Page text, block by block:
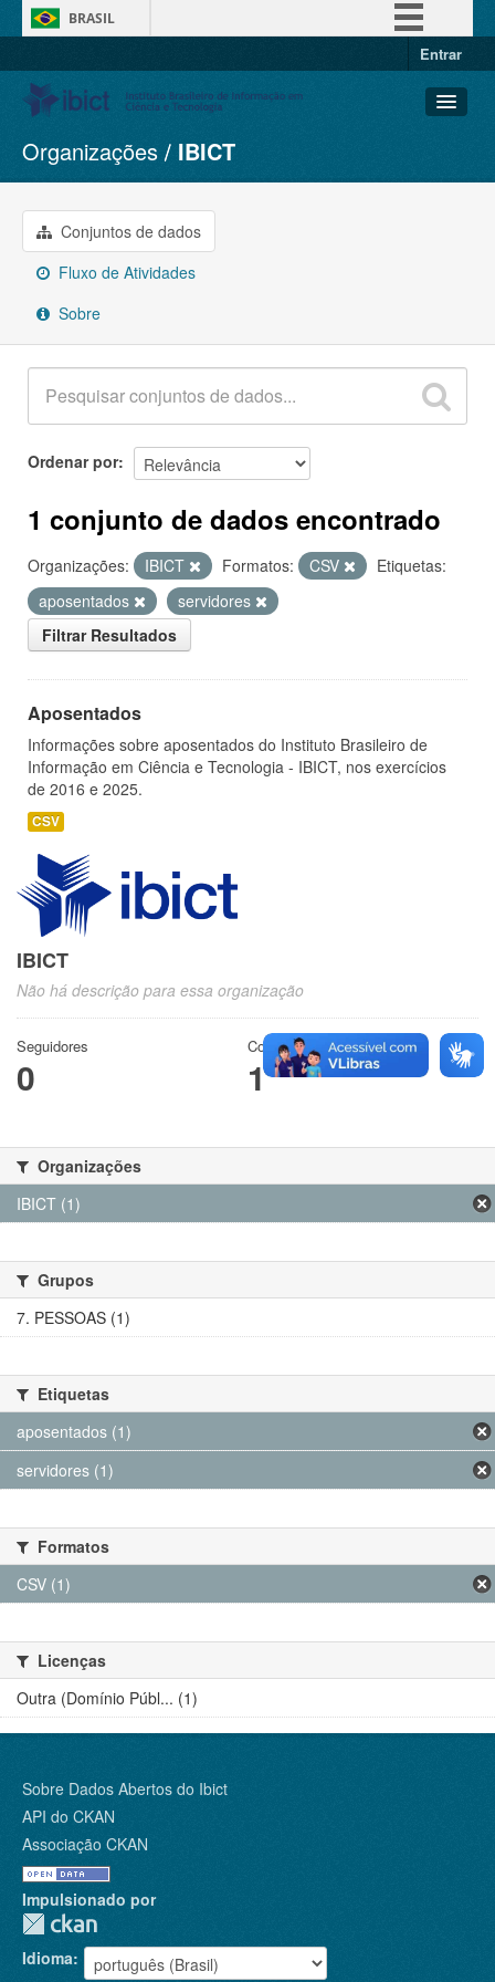
BRASIL
Entrar
Conjuntos de dados
Organizações
Grupos
Sobre
Organizações IBICT
Conjuntos de dados
Fluxo de Atividades
Sobre
Ordenar por
1 conjunto de dados encontrado
Organizações: IBICT Formatos: CSV
Etiquetas:
aposentados
servidores
Filtrar Resultados
Aposentados
Informações sobre aposentados do Instituto Brasileiro de
Informação em Ciência e Tecnologia - IBICT, nos exercícios
de 2016 e 2025.
CSV
IBICT
Não há descrição para essa organização
Seguidores
0
Conjuntos de dados
1
Organizações
IBICT (1)
Grupos
7. PESSOAS (1)
Etiquetas
aposentados (1)
servidores (1)
Formatos
CSV (1)
Licenças
Outra (Domínio Públ... (1)
Sobre Dados Abertos do Ibict
API do CKAN
Associação CKAN
Impulsionado por
Idioma